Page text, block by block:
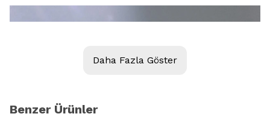
Daha Fazla Göster
Benzer Ürünler